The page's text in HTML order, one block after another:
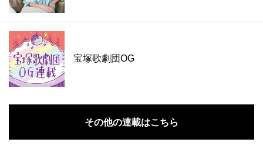
宝塚歌劇団OG
その他の連載はこちら